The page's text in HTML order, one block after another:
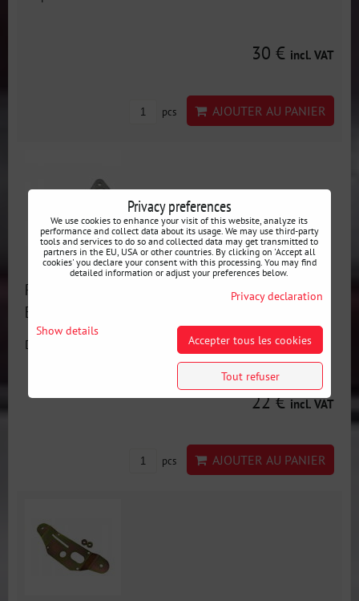
30 € incl. VAT
pcs AJOUTER AU PANIER
Renforts de Fixation d'Amortisseur Arrière BMW
E30/E36/E46/Z3/Z4
Disponibilité:
22 €incl. VAT
pcs AJOUTER AU PANIER
Privacy preferences
We use cookies to enhance your visit of this website, analyze its
performance and collect data about its usage. We may use third-party
tools and services to do so and collected data may get transmitted to
partners in the EU, USA or other countries. By clicking on 'Accept all
cookies' you declare your consent with this processing. You may find
detailed information or adjust your preferences below.
Privacy declaration
Show details
Accepter tous les cookies
Tout refuser